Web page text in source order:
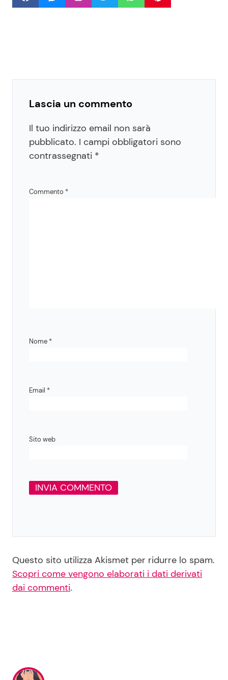
Lascia un commento
Il tuo indirizzo email non sarà
pubblicato. I campi obbligatori sono
contrassegnati *
Commento *
Nome *
Email *
Sito web
Questo sito utilizza Akismet per ridurre lo spam.
Scopri come vengono elaborati i dati derivati
dai commenti.